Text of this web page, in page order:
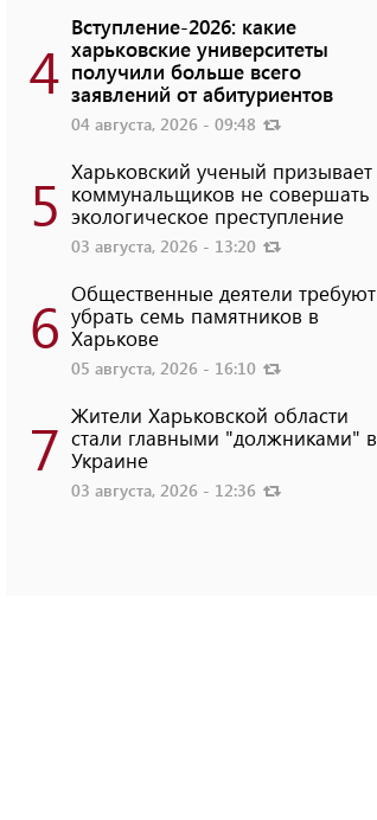
4
Вступление-2026: какие
харьковские университеты
получили больше всего
заявлений от абитуриентов
04 августа, 2026 - 09:48
5 Харьковский ученый призывает
коммунальщиков не совершать
экологическое преступление
03 августа, 2026 - 13:20
6 Общественные деятели требуют
убрать семь памятников в
Харькове
05 августа, 2026 - 16:10
7 Жители Харьковской области
стали главными "должниками" в
Украине
03 августа, 2026 - 12:36